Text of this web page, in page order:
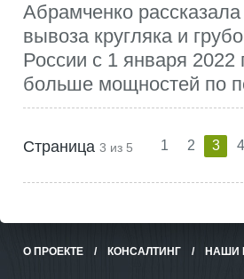
Абрамченко
вывоза кругляка и
России с 1 января 2022
больше мощностей по
Страница 3 из 5 1 2 3 4
О ПРОЕКТЕ / КОНСАЛТИНГ / НАШИ